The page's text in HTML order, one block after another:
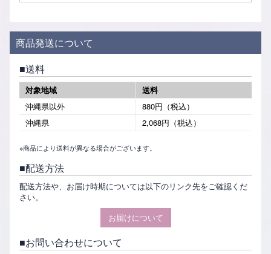
商品発送について
送料
対象地域
送料
沖縄県以外
880円（税込）
沖縄県
2,068円（税込）
※商品により送料が異なる場合がございます。
配送方法
配送方法や、お届け時期については以下のリンク先をご確認くだ
さい。
お届けについて
お問い合わせについて